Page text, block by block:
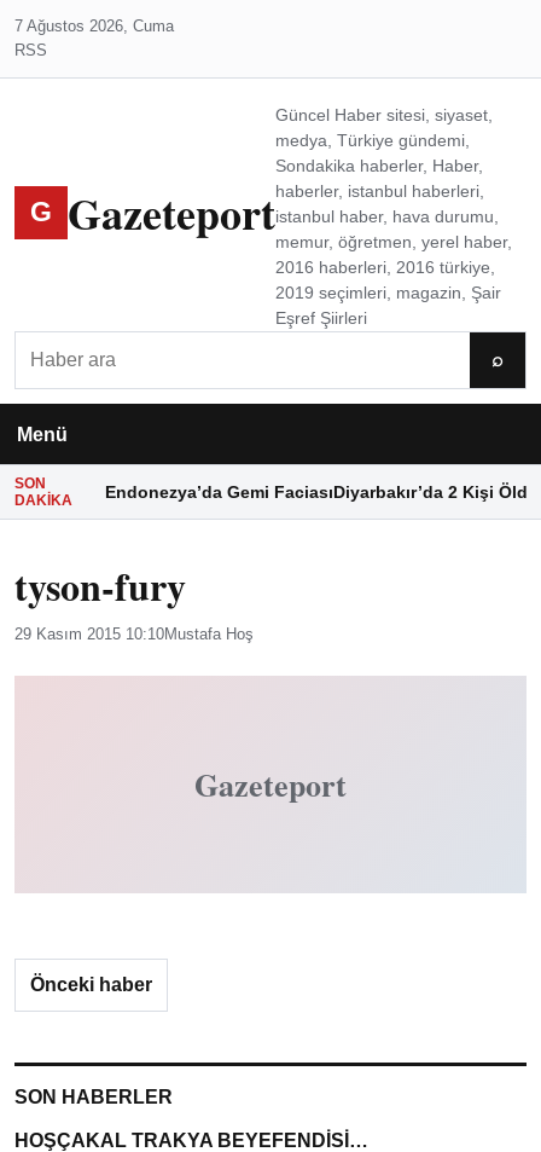
7 Ağustos 2026, Cuma
RSS
G Gazeteport
Güncel Haber sitesi, siyaset,
medya, Türkiye gündemi,
Sondakika haberler, Haber,
haberler, istanbul haberleri,
istanbul haber, hava durumu,
memur, öğretmen, yerel haber,
2016 haberleri, 2016 türkiye,
2019 seçimleri, magazin, Şair
Eşref Şiirleri
⌕
Menü
SON
DAKIKA
Endonezya’da Gemi FaciasıDiyarbakır’da 2 Kişi Öldü
tyson-fury
29 Kasım 2015 10:10Mustafa Hoş
Gazeteport
Önceki haber
SON HABERLER
HOŞÇAKAL TRAKYA BEYEFENDİSİ…